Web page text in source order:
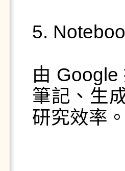
5.
由
筆記、生
研究效率。